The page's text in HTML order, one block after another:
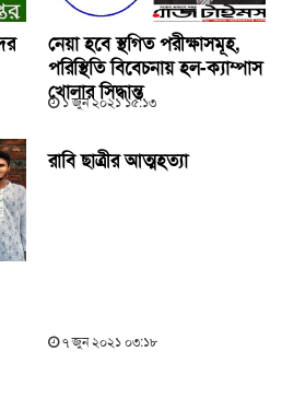
নেয়া হবে স্থগিত পরীক্ষাসমূহ,
পরিস্থিতি বিবেচনায় হল-ক্যাম্পাস
খোলার সিদ্ধান্ত
১ জুন ২০২১ ১৫:১৩
রাবি ছাত্রীর আত্মহত্যা
৭ জুন ২০২১ ০৩:১৮